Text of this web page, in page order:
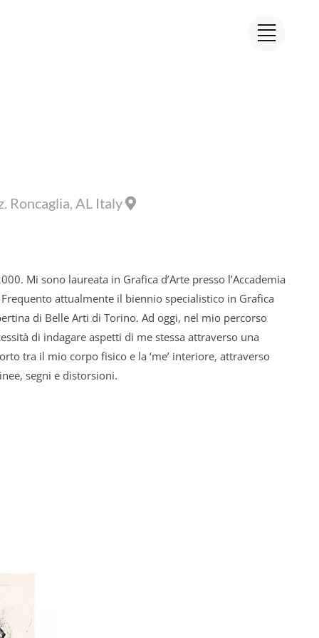
Roncaglia, AL Italy
Mi sono laureata in Grafica d’Arte presso l’Accademia
attualmente il biennio specialistico in Grafica
di Belle Arti di Torino. Ad oggi, nel mio percorso
di indagare aspetti di me stessa attraverso una
tra il mio corpo fisico e la ‘me’ interiore, attraverso
segni e distorsioni.